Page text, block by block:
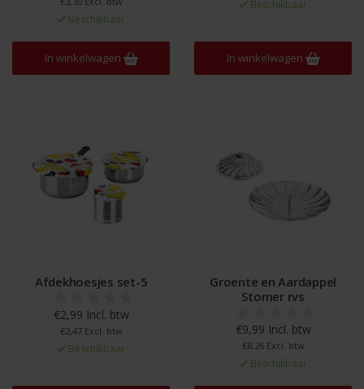
Beschikbaar
In winkelwagen
Beschikbaar
In winkelwagen
Afdekhoesjes set-5
€2,99 Incl. btw
€2,47 Excl. btw
Beschikbaar
Groente en Aardappel
Stomer rvs
€9,99 Incl. btw
€8,26 Excl. btw
Beschikbaar